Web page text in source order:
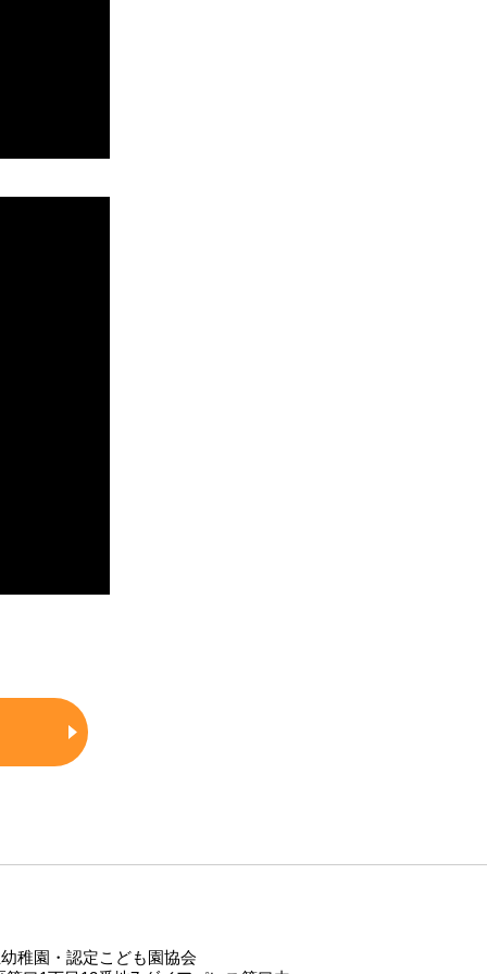
稚園・認定こども園協会